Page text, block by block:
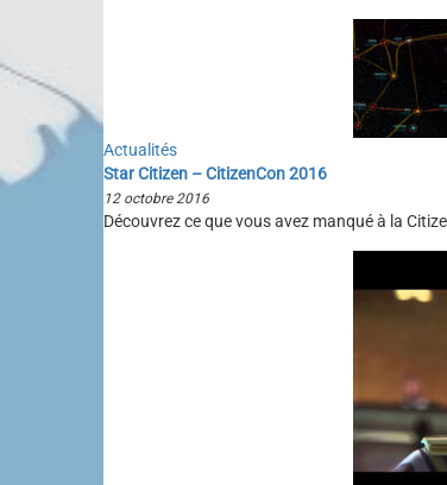
Actualités
Star Citizen – CitizenCon 2016
12 octobre 2016
Découvrez ce que vous avez manqué à la